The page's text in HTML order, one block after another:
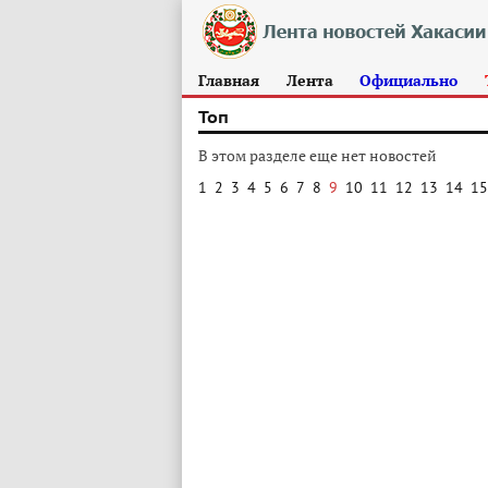
Главная Лента Официально
Топ
В этом разделе еще нет новостей
1 2 3 4 5 6 7 8 9 10 11 12 13 14 15